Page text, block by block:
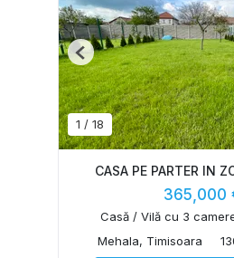
1 / 18
Previous
CASA PE PARTER IN
365,000
Casă / Vilă cu 3
Mehala, Timisoara